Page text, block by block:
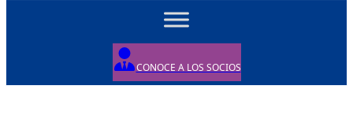
CONOCE A LOS SOCIOS